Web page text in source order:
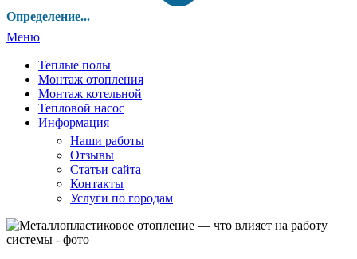
Определение...
Меню
Теплые полы
Монтаж отопления
Монтаж котельной
Тепловой насос
Информация
Наши работы
Отзывы
Статьи сайта
Контакты
Услуги по городам